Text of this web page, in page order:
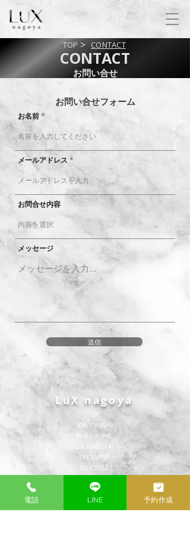
TOP > CONTACT
​CONTACT
​お問い合せ
​お問い合せフォーム
お名前
メールアドレス
お問合せ内容
メッセージ
送信
LuX nagoya
TOP
​初めての方へ
​料金システム
​LuX MATCH AI
THERAPIST
SCHEDULE
公式X(旧Twitter)
CONTENTS POLICY
電話 LINE 予約作成